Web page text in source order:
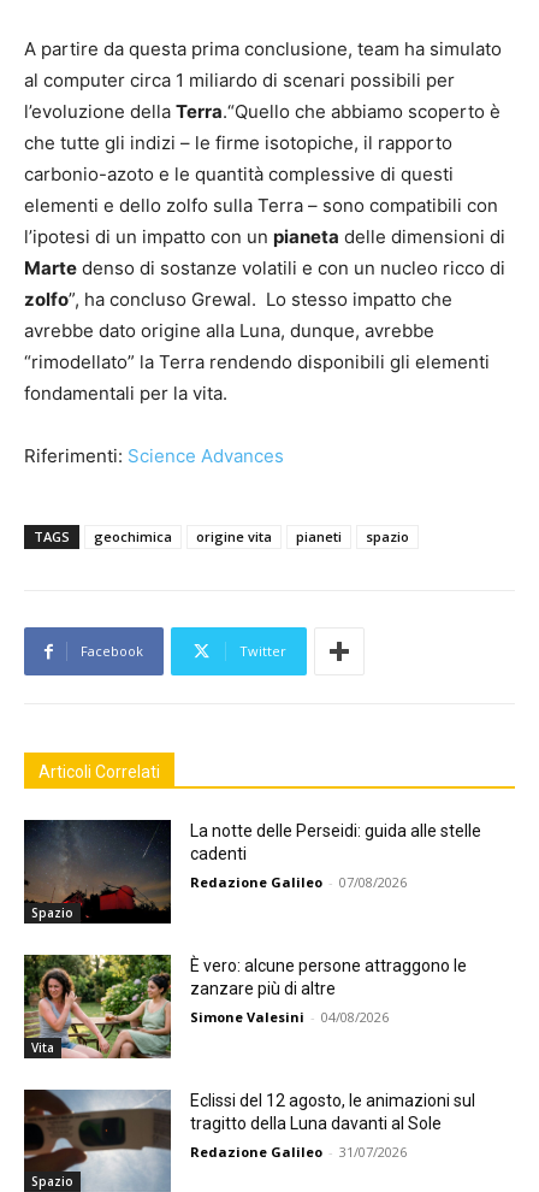
A partire da questa prima conclusione, team ha simulato
al computer circa 1 miliardo di scenari possibili per
l’evoluzione della Terra.“Quello che abbiamo scoperto è
che tutte gli indizi – le firme isotopiche, il rapporto
carbonio-azoto e le quantità complessive di questi
elementi e dello zolfo sulla Terra – sono compatibili con
l’ipotesi di un impatto con un pianeta delle dimensioni di
Marte denso di sostanze volatili e con un nucleo ricco di
zolfo”, ha concluso Grewal. Lo stesso impatto che
avrebbe dato origine alla Luna, dunque, avrebbe
“rimodellato” la Terra rendendo disponibili gli elementi
fondamentali per la vita.
Riferimenti: Science Advances
TAGS geochimica origine vita pianeti spazio
Facebook Twitter
Articoli Correlati
Spazio
La notte delle Perseidi: guida alle stelle
cadenti
Redazione Galileo - 07/08/2026
Vita
È vero: alcune persone attraggono le
zanzare più di altre
Simone Valesini - 04/08/2026
Spazio
Eclissi del 12 agosto, le animazioni sul
tragitto della Luna davanti al Sole
Redazione Galileo - 31/07/2026